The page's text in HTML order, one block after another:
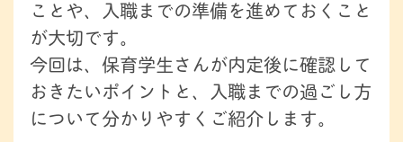
ことや、入職までの準備を進めておくこと
が大切です。
今回は、保育学生さんが内定後に確認して
おきたいポイントと、入職までの過ごし方
について分かりやすくご紹介します。